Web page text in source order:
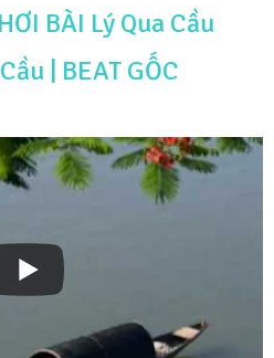
BÀI Lý Qua Cầu
| BEAT GỐC